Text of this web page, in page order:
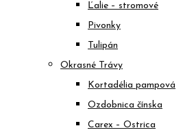
Ľalie – stromové
Pivonky
Tulipán
Okrasné Trávy
Kortadélia pampová
Ozdobnica čínska
Carex – Ostrica